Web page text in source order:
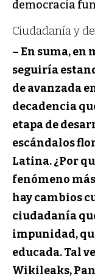
democracia
Ciudadanía y
– En suma,
seguiría
de avanzada
decadencia
etapa de
escándalos
Latina. ¿Por
fenómeno
hay cambios
ciudadanía
impunidad,
educada. Tal
Wikileaks,